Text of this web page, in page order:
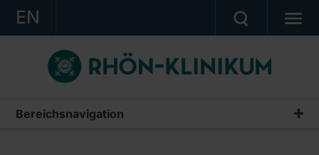
EN
KONZERN
KLINIKEN
KARRIERE
Bereichsnavigation
IR-News